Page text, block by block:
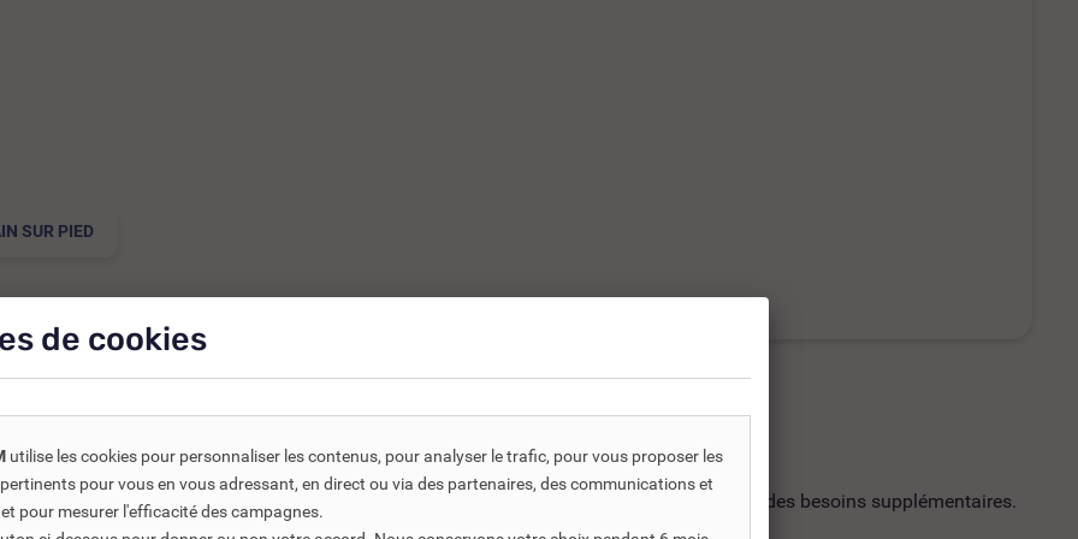
SUR PIED
connexes ou associés. Ils vous permettent soit d’améliorer l’utilisation soit répondre à des besoins supplémentaires.
de cookies
utilise les cookies pour personnaliser les contenus, pour analyser le trafic, pour vous proposer les
pour vous en vous adressant, en direct ou via des partenaires, des communications et
pour mesurer l'efficacité des campagnes.